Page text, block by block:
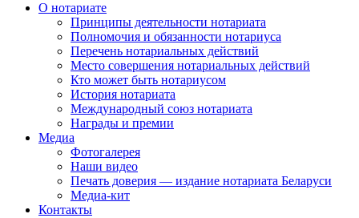
О нотариате
Принципы деятельности нотариата
Полномочия и обязанности нотариуса
Перечень нотариальных действий
Место совершения нотариальных действий
Кто может быть нотариусом
История нотариата
Международный союз нотариата
Награды и премии
Медиа
Фотогалерея
Наши видео
Печать доверия — издание нотариата Беларуси
Медиа-кит
Контакты